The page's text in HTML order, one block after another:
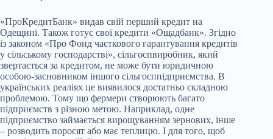
«ПроКредитБанк» видав свій перший кредит на
Одещині. Також готує свої кредити «Ощадбанк». Згідно
із законом «Про Фонд часткового гарантування кредитів
у сільському господарстві», сільгоспвиробник, який
звертається за кредитом, не може бути юридичною
особою-засновником іншого сільгосппідприємства. В
українських реаліях це виявилося достатньо складною
проблемою. Тому що фермери створюють багато
підприємств з різною метою. Наприклад, одне
підприємство займається вирощуванням зернових, інше
– розводить поросят або має теплицю. І для того, щоб